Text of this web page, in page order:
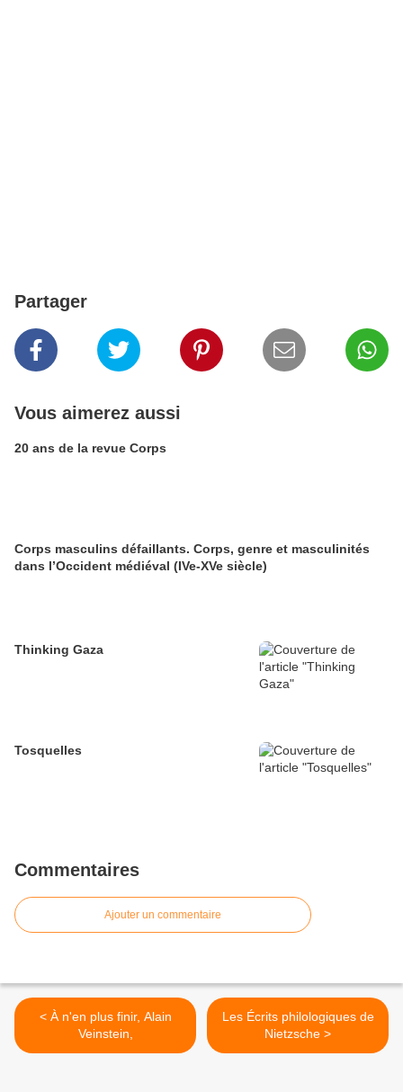
Partager
Vous aimerez aussi
20 ans de la revue Corps
Corps masculins défaillants. Corps, genre et masculinités
dans l’Occident médiéval (IVe-XVe siècle)
Thinking Gaza
Tosquelles
Commentaires
Ajouter un commentaire
< À n'en plus finir, Alain
Veinstein,
Les Écrits philologiques de
Nietzsche >